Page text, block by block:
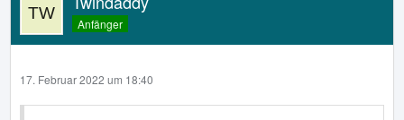
Anfänger
17. Februar 2022 um 18:40